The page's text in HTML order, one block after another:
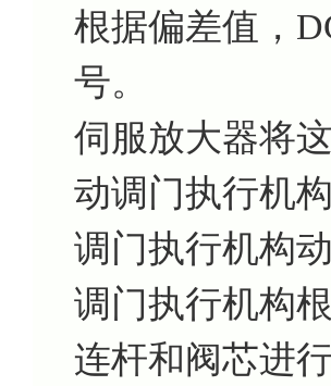
根据偏差值，
号。
伺服放大器将
动调门执行机
调门执行机构动
调门执行机构
连杆和阀芯进行